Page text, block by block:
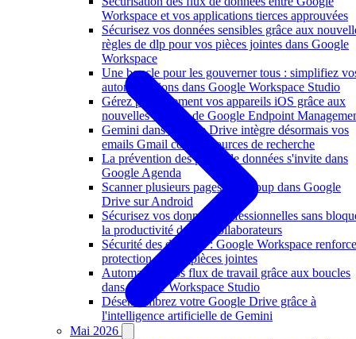
Workspace et vos applications tierces approuvées
Sécurisez vos données sensibles grâce aux
règles de dlp pour vos pièces jointes dans Google
Workspace
Une boucle pour les gouverner tous : simplifiez
automatisations dans Google Workspace Studio
Gérez plus finement vos appareils iOS grâce aux
nouvelles options de Google Endpoint
Gemini dans Google Drive intègre désormais vos
emails Gmail comme sources de recherche
La prévention des pertes de données s'invite dans
Google Agenda
Scanner plusieurs pages d'un coup dans Google
Drive sur Android
Sécurisez vos données professionnelles sans
la productivité de vos collaborateurs
Sécurité des données : Google Workspace
protection de vos pièces jointes
Automatisez vos flux de travail grâce aux boucles
dans Google Workspace Studio
Désencombrez votre Google Drive grâce à
l'intelligence artificielle de Gemini
Mai 2026